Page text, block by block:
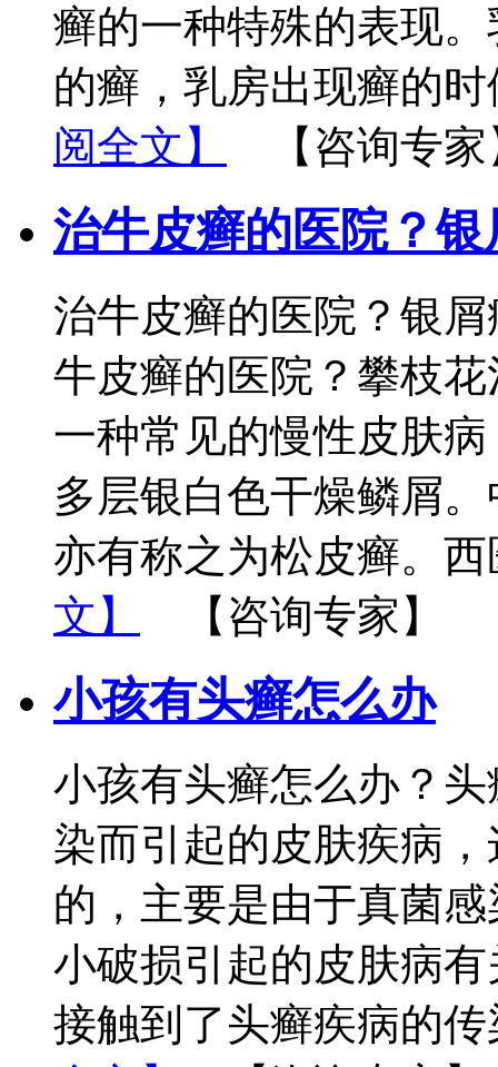
癣的一种特殊的表现
的癣，乳房出现癣的
阅全文】
【咨询专
治牛皮癣的医院？
治牛皮癣的医院？银
牛皮癣的医院？攀枝
一种常见的慢性皮肤
多层银白色干燥鳞屑
亦有称之为松皮癣。
文】
【咨询专家】
小孩有头癣怎么办
小孩有头癣怎么办？
染而引起的皮肤疾病
的，主要是由于真菌
小破损引起的皮肤病
接触到了头癣疾病的